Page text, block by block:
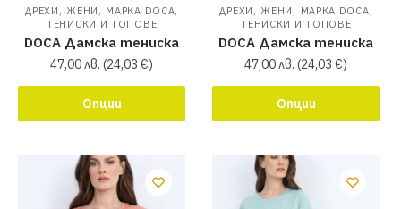
ДРЕХИ , ЖЕНИ , МАРКА DOCA,
ТЕНИСКИ И ТОПОВЕ
DOCA Дамска тениска
47,00лв. (24,03€)
Опции
ДРЕХИ , ЖЕНИ , МАРКА DOCA,
ТЕНИСКИ И ТОПОВЕ
DOCA Дамска тениска
47,00лв. (24,03€)
Опции